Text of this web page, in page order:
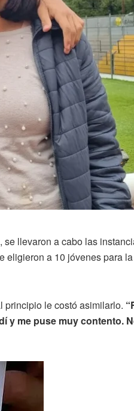
llevaron a cabo las
a 10 jóvenes para
principio le costó asimilarlo.
me puse muy contento.